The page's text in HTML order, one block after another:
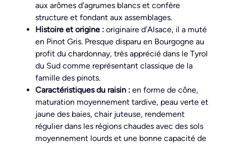
aux arômes d’agrumes blancs et confère
structure et fondant aux assemblages.
Histoire et origine : originaire d’Alsace, il a muté
en Pinot Gris. Presque disparu en Bourgogne au
profit du chardonnay, très apprécié dans le Tyrol
du Sud comme représentant classique de la
famille des pinots.
Caractéristiques du raisin : en forme de cône,
maturation moyennement tardive, peau verte et
jaune des baies, chair juteuse, rendement
régulier dans les régions chaudes avec des sols
moyennement lourds et une bonne capacité de